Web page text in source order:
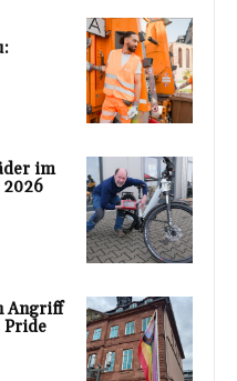
im
2026
Angriff
Pride